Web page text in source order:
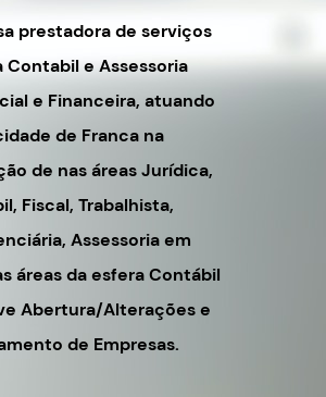
prestadora de serviços
Contabil e Assessoria
e Financeira, atuando
de Franca na
de nas áreas Jurídica,
Fiscal, Trabalhista,
Assessoria em
áreas da esfera Contábil
Abertura/Alterações e
de Empresas.